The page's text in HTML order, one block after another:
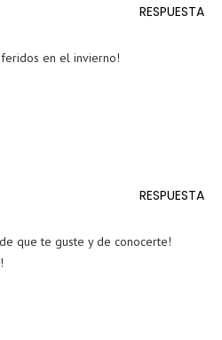
RESPUESTA
en el invierno!
RESPUESTA
que te guste y de conocerte!